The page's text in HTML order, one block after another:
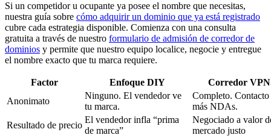
Si un competidor u ocupante ya posee el nombre que necesitas,
nuestra guía sobre cómo adquirir un dominio que ya está registrado
cubre cada estrategia disponible. Comienza con una consulta
gratuita a través de nuestro formulario de admisión de corredor de
dominios y permite que nuestro equipo localice, negocie y entregue
el nombre exacto que tu marca requiere.
Factor Enfoque DIY
Corredor
Anonimato
Ninguno. El vendedor ve
tu marca.
Completo.
más NDAs.
Resultado de precio
El vendedor infla “prima
de marca”
Negociado a valor
mercado justo